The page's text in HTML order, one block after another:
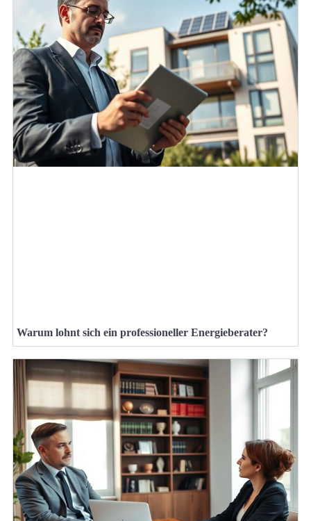
Warum lohnt sich ein professioneller Energieberater?